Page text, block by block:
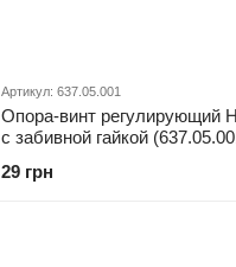
Артикул: 637.05.001
Опора-винт регулирующий
с забивной гайкой
29 грн